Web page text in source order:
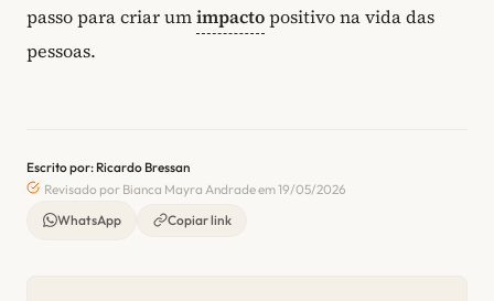
passo para criar umimpactopositivo na vida das
pessoas.
Escrito por: Ricardo Bressan
Revisado por Bianca Mayra Andrade em 19/05/2026
WhatsApp
Copiar link